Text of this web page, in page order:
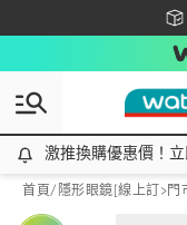
激推換購優惠價！立即
激推換購優惠價！
首頁/ 隱形眼鏡[線上訂>門